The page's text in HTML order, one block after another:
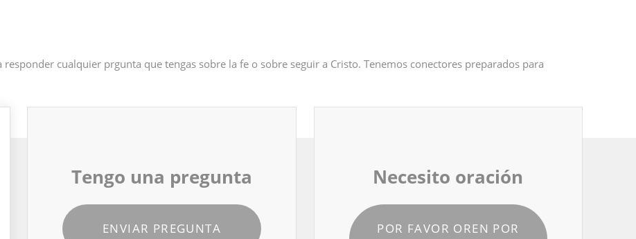
cualquier prgunta que tengas sobre la fe o sobre seguir a Cristo. Tenemos conectores preparados para
Tengo una pregunta
ENVIAR PREGUNTA
Necesito oración
POR FAVOR OREN POR